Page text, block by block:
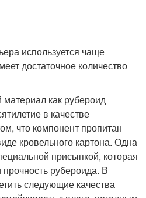
используется чаще
достаточное количество
материал как рубероид
в качестве
что компонент пропитан
кровельного картона. Одна
присыпкой, которая
прочность рубероида. В
следующие качества